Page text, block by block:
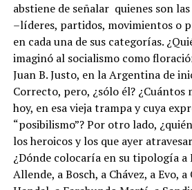
abstiene de señalar quienes son
–líderes, partidos, movimientos o
en cada una de sus categorías.
imaginó al socialismo como
Juan B. Justo, en la Argentina de
Correcto, pero, ¿sólo él? ¿Cuántos
hoy, en esa vieja trampa y cuya
“posibilismo”? Por otro lado,
los heroicos y los que ayer
¿Dónde colocaría en su tipología a
Allende, a Bosch, a Chávez, a Evo,